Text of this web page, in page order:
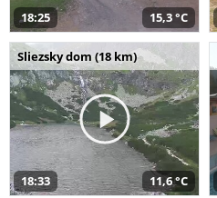
18:25 15,3 °C
Sliezsky dom (18 km)
18:33 11,6 °C